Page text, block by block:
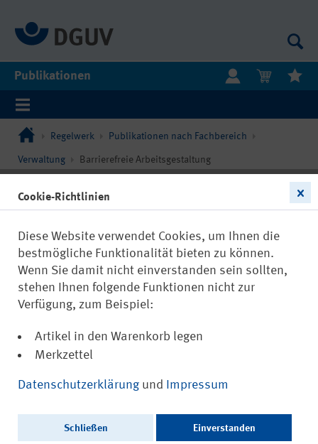
Publikationen
Regelwerk Publikationen nach Fachbereich
Verwaltung Barrierefreie Arbeitsgestaltung
Filtern
DGUV Information 215-123
Cookie-Richtlinien
Diese Website verwendet Cookies, um Ihnen die
bestmögliche Funktionalität bieten zu können.
Wenn Sie damit nicht einverstanden sein sollten,
stehen Ihnen folgende Funktionen nicht zur
Verfügung, zum Beispiel:
Artikel in den Warenkorb legen
Merkzettel
Datenschutzerklärung und Impressum
Schließen Einverstanden